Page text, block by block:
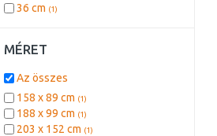
36 cm (1)
MÉRET
Az összes
158 x 89 cm (1)
188 x 99 cm (1)
203 x 152 cm (1)